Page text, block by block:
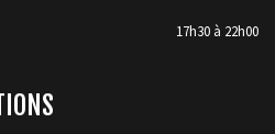
17h30 à 22h00